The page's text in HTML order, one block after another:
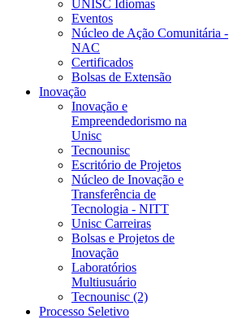
UNISC Idiomas
Eventos
Núcleo de Ação Comunitária -
NAC
Certificados
Bolsas de Extensão
Inovação
Inovação e
Empreendedorismo na
Unisc
Tecnounisc
Escritório de Projetos
Núcleo de Inovação e
Transferência de
Tecnologia - NITT
Unisc Carreiras
Bolsas e Projetos de
Inovação
Laboratórios
Multiusuário
Tecnounisc (2)
Processo Seletivo